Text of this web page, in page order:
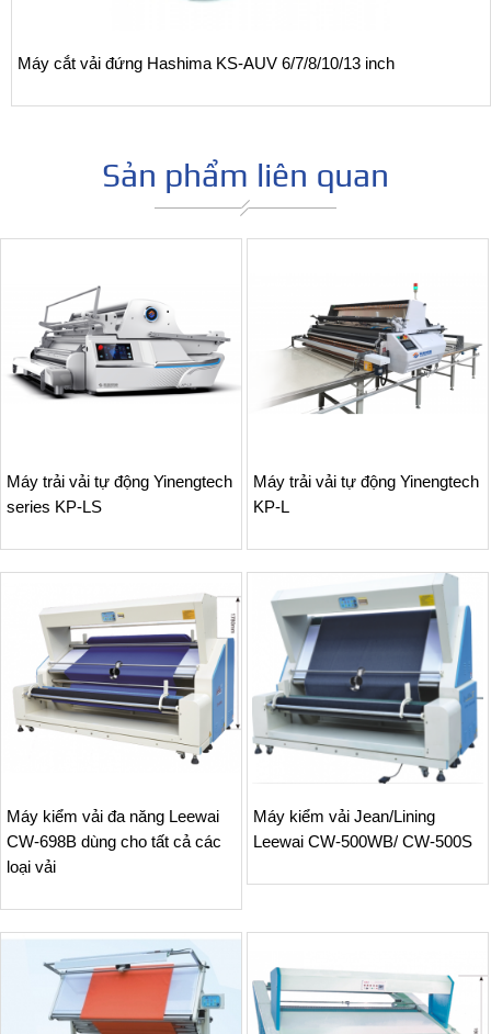
Máy cắt vải đứng Hashima KS-AUV 6/7/8/10/13 inch
Sản phẩm liên quan
Máy trải vải tự động Yinengtech
series KP-LS
Máy trải vải tự động Yinengtech
KP-L
Máy kiểm vải đa năng Leewai
CW-698B dùng cho tất cả các
loại vải
Máy kiểm vải Jean/Lining
Leewai CW-500WB/ CW-500S